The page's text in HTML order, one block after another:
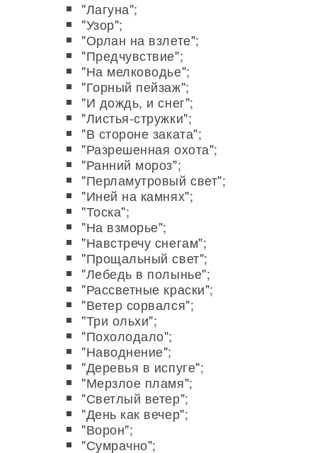
"Лагуна";
"Узор";
"Орлан на взлете";
"Предчувствие";
"На мелководье";
"Горный пейзаж";
"И дождь, и снег";
"Листья-стружки";
"В стороне заката";
"Разрешенная охота";
"Ранний мороз";
"Перламутровый свет";
"Иней на камнях";
"Тоска";
"На взморье";
"Навстречу снегам";
"Прощальный свет";
"Лебедь в полынье";
"Рассветные краски";
"Ветер сорвался";
"Три ольхи";
"Похолодало";
"Наводнение";
"Деревья в испуге";
"Мерзлое пламя";
"Светлый ветер";
"День как вечер";
"Ворон";
"Сумрачно";